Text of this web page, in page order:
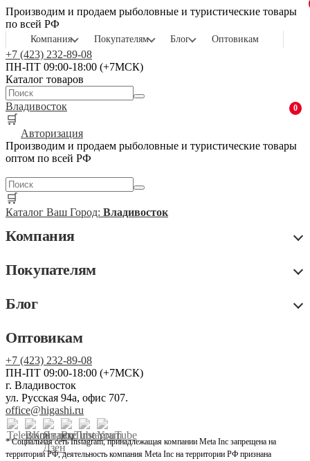
Производим и продаем рыболовные и туристические товары
по всей РФ
Компания Покупателям Блог Оптовикам
+7 (423) 232-89-08
ПН-ПТ 09:00-18:00 (+7МСК)
Каталог товаров
Владивосток
🛒
0
Авторизация
Производим и продаем рыболовные и туристические товары
оптом по всей РФ
🛒
Каталог Ваш Город: Владивосток
Компания
Покупателям
Блог
Оптовикам
+7 (423) 232-89-08
ПН-ПТ 09:00-18:00 (+7МСК)
г. Владивосток
ул. Русская 94а, офис 707.
office@higashi.ru
* Социальная сеть Instagram, принадлежащая компании Meta Inc запрещена на
территории РФ, деятельность компания Meta Inc на территории РФ признана